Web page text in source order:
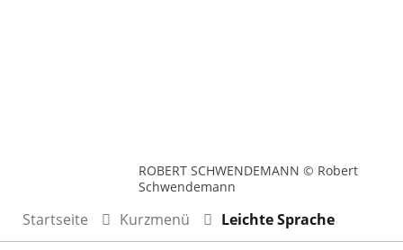
ROBERT SCHWENDEMANN © Robert
Schwendemann
Startseite Kurzmenü Leichte Sprache